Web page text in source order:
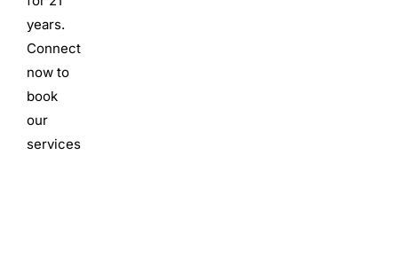
years.
Connect
now to
book
our
services